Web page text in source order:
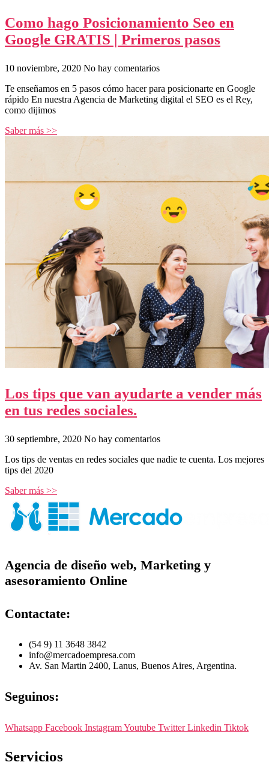
Como hago Posicionamiento Seo en
Google GRATIS | Primeros pasos
10 noviembre, 2020 No hay comentarios
Te enseñamos en 5 pasos cómo hacer para posicionarte en Google
rápido En nuestra Agencia de Marketing digital el SEO es el Rey,
como dijimos
Saber más >>
Los tips que van ayudarte a vender más
en tus redes sociales.
30 septiembre, 2020 No hay comentarios
Los tips de ventas en redes sociales que nadie te cuenta. Los mejores
tips del 2020
Saber más >>
Agencia de diseño web, Marketing y
asesoramiento Online
Contactate:
(54 9) 11 3648 3842
info@mercadoempresa.com
Av. San Martin 2400, Lanus, Buenos Aires, Argentina.
Seguinos:
Whatsapp Facebook InstagramYoutube Twitter Linkedin Tiktok
Servicios